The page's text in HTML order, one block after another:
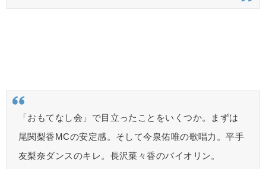
「おもてなし会」で目立ったことをいくつか。まずは
尾関梨香MCの安定感。そして今泉佑唯の歌唱力。平手
友梨奈ダンスのキレ。長沢菜々香のバイオリン。